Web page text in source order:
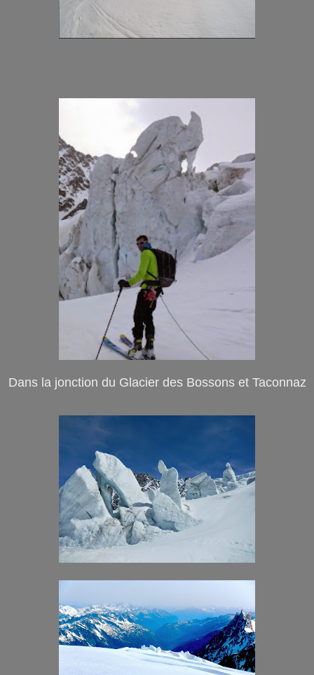
Dans la jonction du Glacier des Bossons et Taconnaz